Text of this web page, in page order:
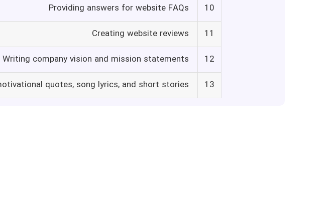
10
Providing answers for website FAQs
11
Creating website reviews
12
Writing company vision and mission statements
13
quotes, song lyrics, and short stories